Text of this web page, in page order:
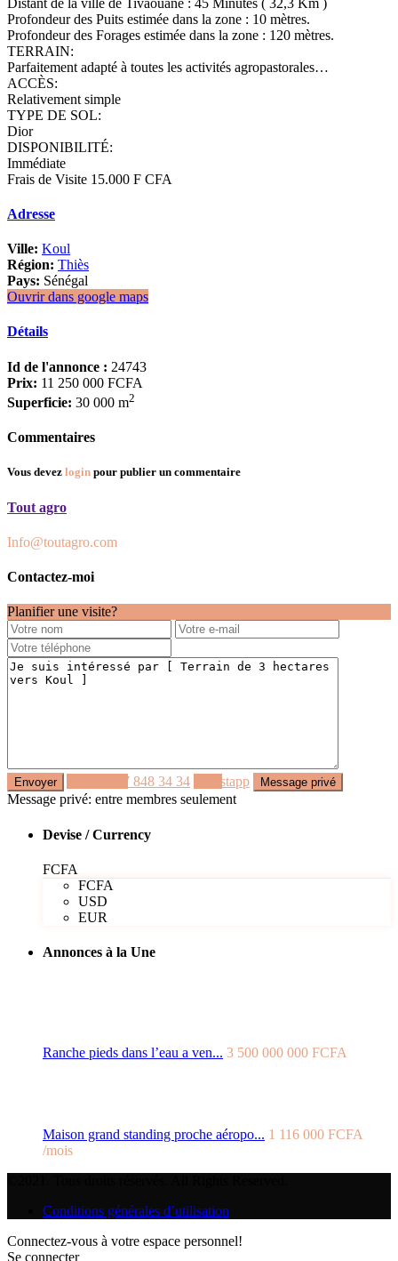
Profondeur des Puits estimée dans la zone : 10 mètres.
Profondeur des Forages estimée dans la zone : 120 mètres.
TERRAIN:
Parfaitement adapté à toutes les activités agropastorales…
ACCÈS:
Relativement simple
TYPE DE SOL:
Dior
DISPONIBILITÉ:
Immédiate
Frais de Visite 15.000 F CFA
Adresse
Ville: Koul
Région: Thiès
Pays: Sénégal
Ouvrir dans google maps
Détails
Id de l'annonce : 24743
Prix: 11 250 000 FCFA
Superficie: 30 000 m2
Commentaires
Vous devez login pour publier un commentaire
Tout agro
Info@toutagro.com
Contactez-moi
Planifier une visite?
77 848 34 34
Whastapp
Message privé: entre membres seulement
Devise / Currency
FCFA
FCFA
USD
EUR
Annonces à la Une
Ranche pieds dans l’eau a ven... 3 500 000 000 FCFA
Maison grand standing proche aéropo... 1 116 000 FCFA
/mois
Conditions générales d’utilisation
Connectez-vous à votre espace personnel!
Se connecter